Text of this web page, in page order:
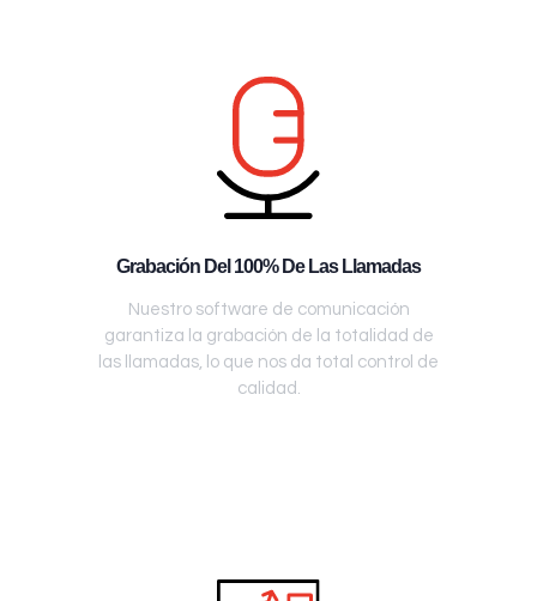
Grabación Del 100% De Las Llamadas
Nuestro software de comunicación
garantiza la grabación de la totalidad de
las llamadas, lo que nos da total control de
calidad.